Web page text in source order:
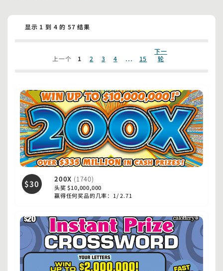
显示 1 到 4 的 57 结果
上一个 1 2 3 4 ... 15
下一
轮
$30 200X (1740)
头奖 $10,000,000
赢得任何奖品的几率：1/ 2.71